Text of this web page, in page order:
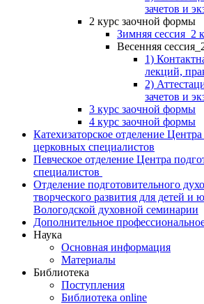
зачетов и
2 курс заочной формы
Зимняя сессия_2
Весенняя
1)
лекций,
2)
зачетов и
3 курс заочной формы
4 курс заочной формы
Катехизаторское отделение
церковных специалистов
Певческое отделение Центра
специалистов
Отделение подготовительного
творческого развития для детей и
Вологодской духовной семинарии
Дополнительное
Наука
Основная информация
Материалы
Библиотека
Поступления
Библиотека online